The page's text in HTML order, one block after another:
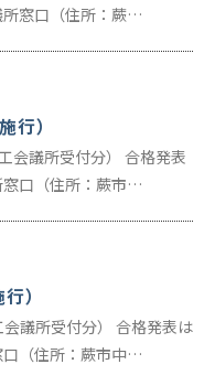
窓口（住所：蕨…
行）
会議所受付分） 合格発表
口（住所：蕨市…
）
議所受付分） 合格発表は
（住所：蕨市中…